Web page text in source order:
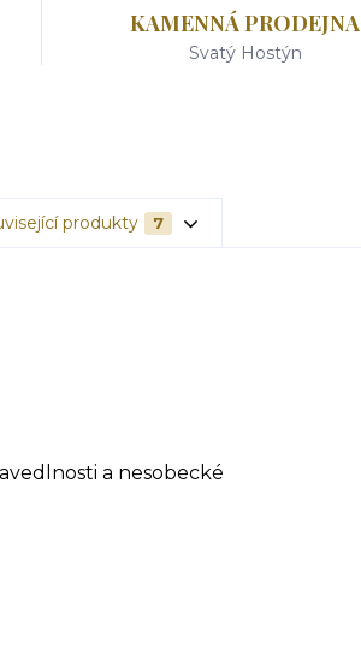
KAMENNÁ PRODEJNA
Svatý Hostýn
produkty 7
a nesobecké